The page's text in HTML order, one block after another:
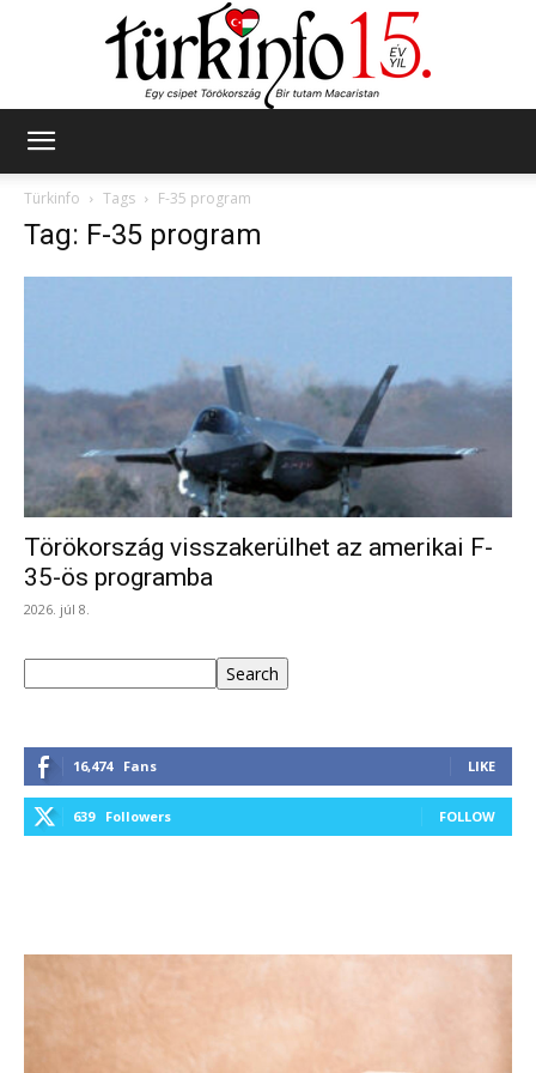
Türkinfo
Tags F-35 program
Tag: F-35 program
Törökország visszakerülhet az amerikai F-
35-ös programba
2026. júl 8.
Search
16,474 Fans LIKE
639 Followers FOLLOW